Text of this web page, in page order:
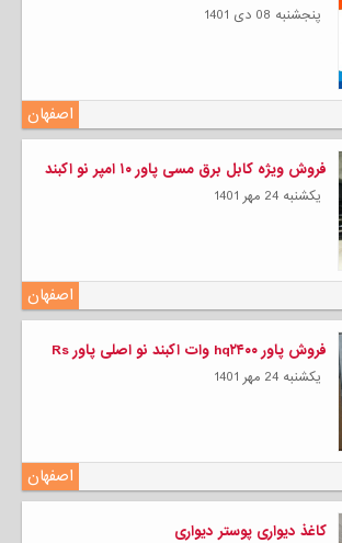
پنجشنبه 08 دی 1401
اصفهان
فروش ویژه کابل برق مسی پاور ۱۰ امپر نو اکبند
يكشنبه 24 مهر 1401
اصفهان
فروش پاور hq۲۴۰۰ وات اکبند نو اصلی پاور Rs
يكشنبه 24 مهر 1401
اصفهان
کاغذ دیواری پوستر دیواری